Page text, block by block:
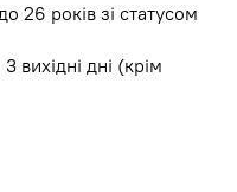
26 років зі статусом
вихідні дні (крім